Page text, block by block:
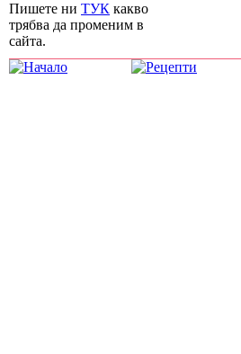
Пишете ни ТУК какво
трябва да променим в
сайта.